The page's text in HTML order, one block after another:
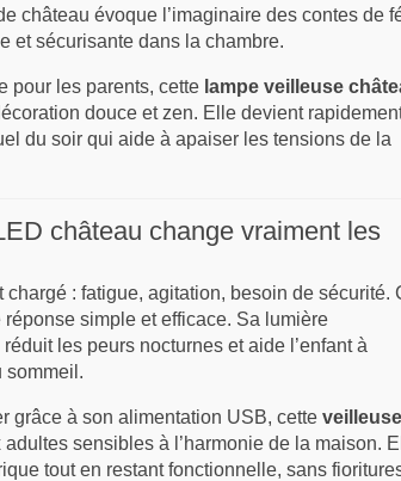
château évoque l’imaginaire des contes de
et sécurisante dans la chambre.
pour les parents, cette lampe veilleuse
douce et zen. Elle devient
du soir qui aide à apaiser les tensions de la
château change vraiment les
chargé : fatigue, agitation, besoin de sécurité.
réponse simple et efficace. Sa lumière
les peurs nocturnes et aide l’enfant à
sommeil.
grâce à son alimentation USB, cette veilleuse
adultes sensibles à l’harmonie de la maison.
tout en restant fonctionnelle, sans